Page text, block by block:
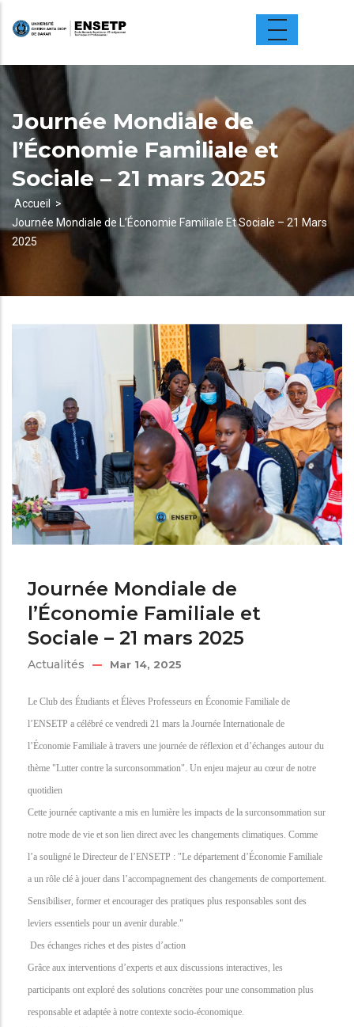
principal
Journée Mondiale de
l’Économie Familiale et
Sociale – 21 mars 2025
Fil
d'Ariane
Accueil
Journée Mondiale de L’Économie Familiale Et Sociale – 21 Mars
2025
Journée Mondiale de
l’Économie Familiale et
Sociale – 21 mars 2025
Actualités Mar 14, 2025
Le Club des Étudiants et Élèves Professeurs en Économie Familiale de
l’ENSETP a célébré ce vendredi 21 mars la Journée Internationale de
l’Économie Familiale à travers une journée de réflexion et d’échanges autour du
thème "Lutter contre la surconsommation". Un enjeu majeur au cœur de notre
quotidien
Cette journée captivante a mis en lumière les impacts de la surconsommation sur
notre mode de vie et son lien direct avec les changements climatiques. Comme
l’a souligné le Directeur de l’ENSETP : "Le département d’Économie Familiale
a un rôle clé à jouer dans l’accompagnement des changements de comportement.
Sensibiliser, former et encourager des pratiques plus responsables sont des
leviers essentiels pour un avenir durable."
Des échanges riches et des pistes d’action
Grâce aux interventions d’experts et aux discussions interactives, les
participants ont exploré des solutions concrètes pour une consommation plus
responsable et adaptée à notre contexte socio-économique.